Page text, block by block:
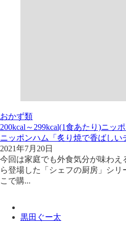
おかず類
200kcal～299kcal(1食あたり)ニッ
ニッポンハム「炙り焼で香ばし
2021年7月20日
今回は家庭でも外食気分が味わ
ら登場した「シェフの厨房」シ
こで購...
黒田ぐー太